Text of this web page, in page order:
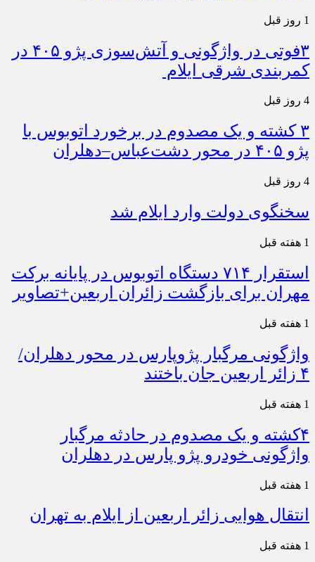
1 روز قبل
۳فوتی در واژگونی و آتش‌سوزی پژو ۴۰۵ در
کمربندی شرقی ایلام
4 روز قبل
۳ کشته و یک مصدوم در برخورد اتوبوس با
پژو ۴۰۵ در محور دشت‌عباس–دهلران
4 روز قبل
سخنگوی دولت وارد ایلام شد
1 هفته قبل
استقرار ۷۱۴ دستگاه اتوبوس در پایانه برکت
مهران برای بازگشت زائران اربعین+تصاویر
1 هفته قبل
واژگونی مرگبار پژوپارس در محور دهلران/
۴ زائر اربعین جان باختند
1 هفته قبل
۴کشته و یک مصدوم در حادثه مرگبار
واژگونی خودرو پژو پارس در دهلران
1 هفته قبل
انتقال هوایی زائر اربعین از ایلام به تهران
1 هفته قبل